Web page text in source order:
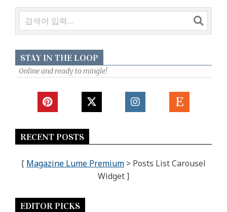
검
색
STAY IN THE LOOP
Online and ready to mingle!
RECENT POSTS
[ Magazine Lume Premium > Posts List Carousel
Widget ]
EDITOR PICKS